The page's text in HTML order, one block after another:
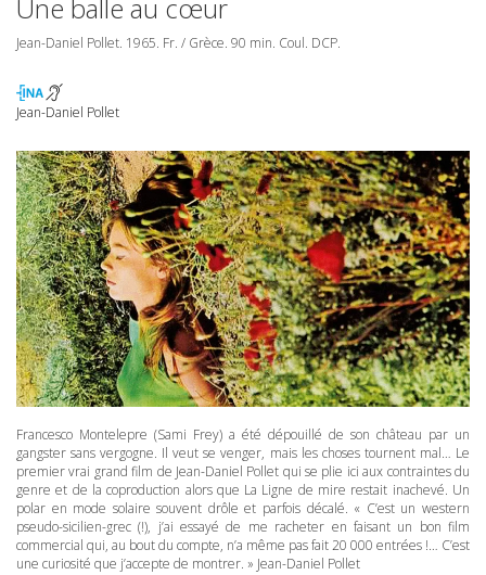
Une balle au cœur
Jean-Daniel Pollet. 1965. Fr. / Grèce. 90 min. Coul. DCP.
Jean-Daniel Pollet
Francesco Montelepre (Sami Frey) a été dépouillé de son château par un
gangster sans vergogne. Il veut se venger, mais les choses tournent mal… Le
premier vrai grand film de Jean-Daniel Pollet qui se plie ici aux contraintes du
genre et de la coproduction alors que La Ligne de mire restait inachevé. Un
polar en mode solaire souvent drôle et parfois décalé. « C’est un western
pseudo-sicilien-grec (!), j’ai essayé de me racheter en faisant un bon film
commercial qui, au bout du compte, n’a même pas fait 20 000 entrées !… C’est
une curiosité que j’accepte de montrer. » Jean-Daniel Pollet